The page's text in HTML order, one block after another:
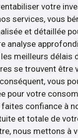
votre
services, vous
et détaillée
analyse
meilleurs délais
se trouvent être
vous
pour votre
faites confiance à
et totale de
nous mettons à